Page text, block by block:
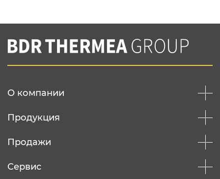
Вы соглашаетесь с нашей политикой
конфеденциальности
О компании
Продукция
Продажи
Сервис